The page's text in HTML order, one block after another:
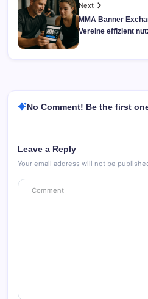
Next
MMA Banner
Vereine effizient
No Comment! Be the first
Leave a Reply
Your email address will not be